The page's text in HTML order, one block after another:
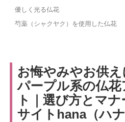
優しく光る仏花
芍薬（シャクヤク）を使用した仏花
お悔やみやお供
パープル系の仏
ト｜選び方とマ
サイトhana（ハ